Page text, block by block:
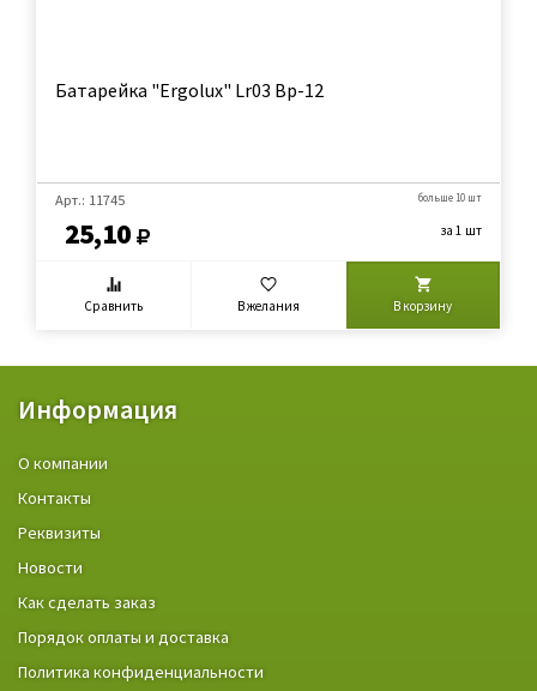
Батарейка "Ergolux" Lr03 Bp-12
Арт.: 11745
25,10
больше 10 шт
за 1 шт
Сравнить В желания В корзину
Информация
О компании
Контакты
Реквизиты
Новости
Как сделать заказ
Порядок оплаты и доставка
Политика конфиденциальности